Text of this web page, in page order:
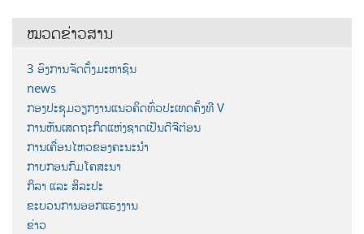
ໝວດຂ່າວສານ
3 ອົງການຈັດຕັ້ງມະຫາຊົນ
news
ກອງປະຊຸມວຽກງານແນວຄິດທົ່ວປະເທດຄັ້ງທີ V
ການຫັນເສດຖະກິດແຫ່ງຊາດເປັນດີຈີຕ໋ອນ
ການເຄື່ອນໄຫວຂອງຄະນະນຳ
ກາບກອນກົມໂຄສະນາ
ກິລາ ແລະ ສິລະປະ
ຂະບວນການອອກແຮງງານ
ຂ່າວ